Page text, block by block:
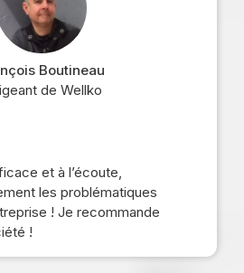
Boutineau
de Wellko
et à l’écoute,
les problématiques
! Je recommande
!